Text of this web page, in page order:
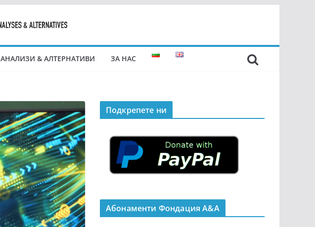
АНАЛИЗИ & АЛТЕРНАТИВИ ЗА НАС
Подкрепeте ни
Абонаменти Фондация А&A